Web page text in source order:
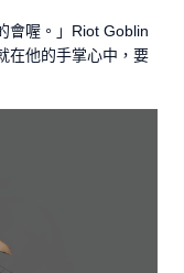
會喔。」Riot Goblin
在他的手掌心中，要